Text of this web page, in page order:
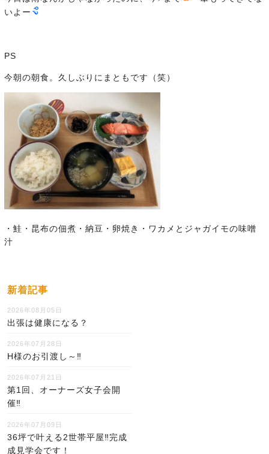
いよー
PS
今朝の朝食。久しぶりにまともです（笑）
・鮭・昆布の佃煮・納豆・卵焼き・ワカメとジャガイモの味噌
汁
新着記事
2026年08月05日
出張は健康になる？
2026年07月28日
H様のお引渡し～‼
2026年07月21日
第1回、オーナーズ女子会開
催‼
2026年07月09日
36坪で叶える2世帯平屋‼完成
成見学会です！